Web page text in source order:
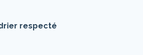
respecté